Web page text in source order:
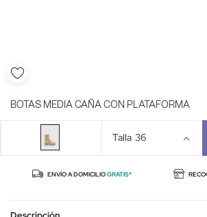
BOTAS MEDIA CAÑA CON PLATAFORMA
Talla 36
ENVÍO A DOMICILIOGRATIS*